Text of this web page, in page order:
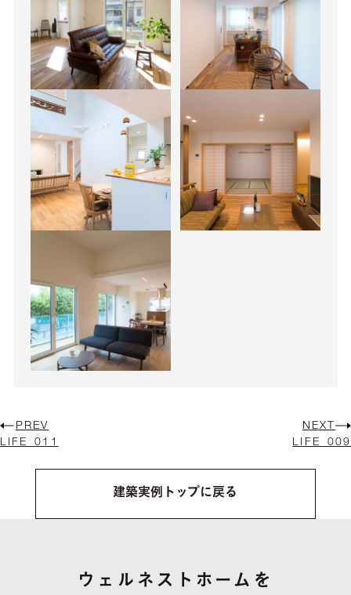
PREV
LIFE_011
NEXT
LIFE_009
建築実例トップに戻る
ウェルネストホームを